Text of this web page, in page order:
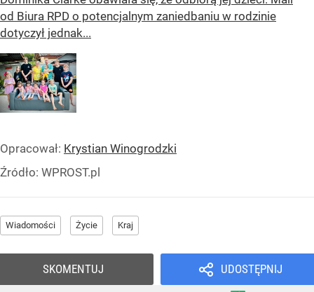
od Biura RPD o potencjalnym zaniedbaniu w rodzinie
dotyczył jednak...
Opracował: Krystian Winogrodzki
Źródło: WPROST.pl
Wiadomości Życie Kraj
UDOSTĘPNIJ
SKOMENTUJ